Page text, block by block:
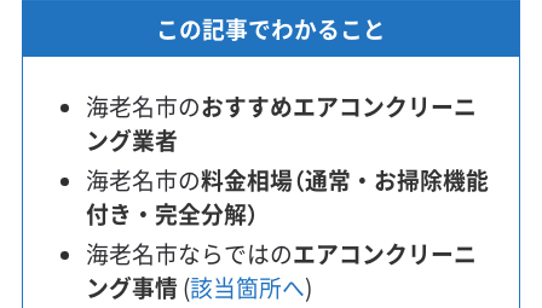
この記事でわかること
海老名市のおすすめエアコンクリーニ
ング業者
海老名市の料金相場（通常・お掃除機能
付き・完全分解）
海老名市ならではのエアコンクリーニ
ング事情 (該当箇所へ)